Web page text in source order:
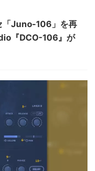
「Juno-106」を再
『DCO-106』が